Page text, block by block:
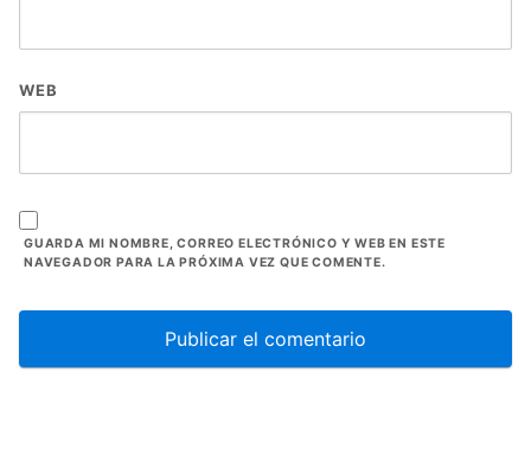
WEB
GUARDA MI NOMBRE, CORREO ELECTRÓNICO Y WEB EN ESTE
NAVEGADOR PARA LA PRÓXIMA VEZ QUE COMENTE.